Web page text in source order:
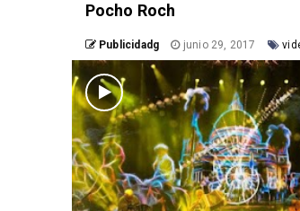
Pocho Roch
Publicidadg junio 29, 2017